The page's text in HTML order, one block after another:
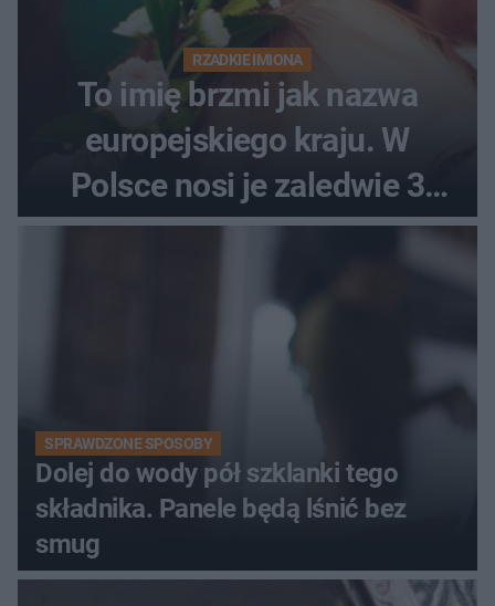
RZADKIE IMIONA
To imię brzmi jak nazwa
europejskiego kraju. W
Polsce nosi je zaledwie 3
kobiety
SPRAWDZONE SPOSOBY
Dolej do wody pół szklanki tego
składnika. Panele będą lśnić bez
smug